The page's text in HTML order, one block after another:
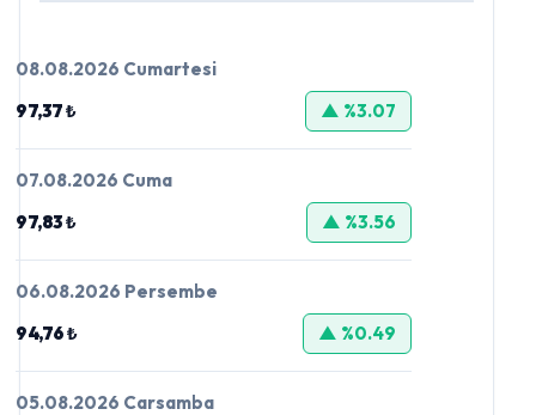
08.08.2026 Cumartesi
97,37 ₺
▲ %3.07
07.08.2026 Cuma
97,83 ₺
▲ %3.56
06.08.2026 Persembe
94,76 ₺
▲ %0.49
05.08.2026 Carsamba